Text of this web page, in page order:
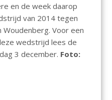
en de week daarop
van 2014 tegen
Voor een
wedstrijd lees de
3 december. Foto: